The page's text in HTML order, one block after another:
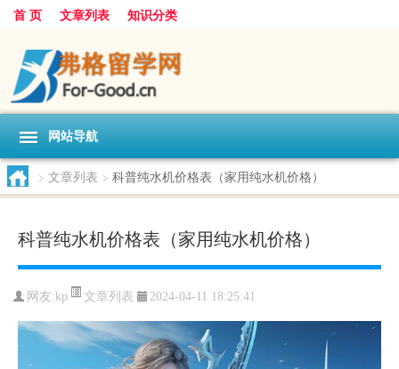
首 页 文章列表 知识分类
网站导航
> 文章列表 > 科普纯水机价格表（家用纯水机价格）
科普纯水机价格表（家用纯水机价格）
网友: kp 文章列表 2024-04-11 18:25:41